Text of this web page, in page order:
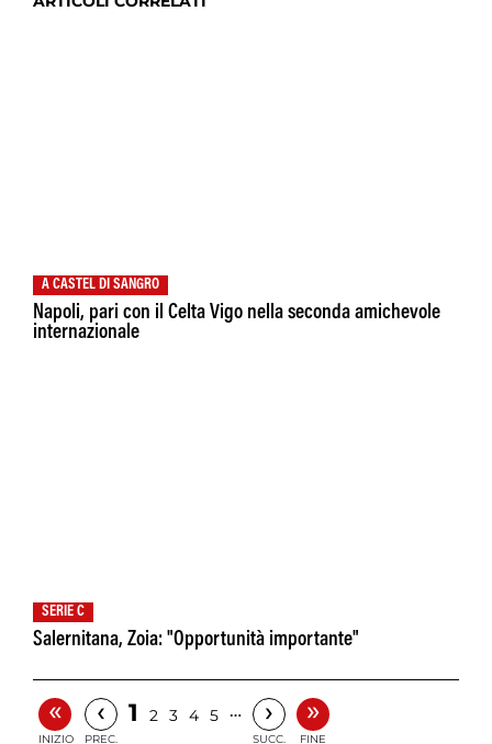
A CASTEL DI SANGRO
Napoli, pari con il Celta Vigo nella seconda amichevole
internazionale
SERIE C
Salernitana, Zoia: "Opportunità importante"
«
INIZIO
‹
PREC.
1 2 3 4 5 … ›
SUCC.
»
FINE